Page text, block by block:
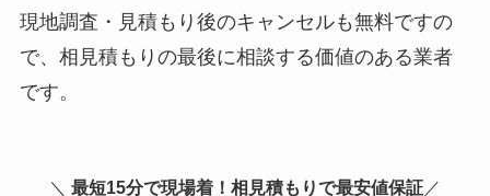
現地調査・見積もり後のキャンセルも無料ですの
で、相見積もりの最後に相談する価値のある業者
です。
＼ 最短15分で現場着 ！相見積もりで最安値保証 ／